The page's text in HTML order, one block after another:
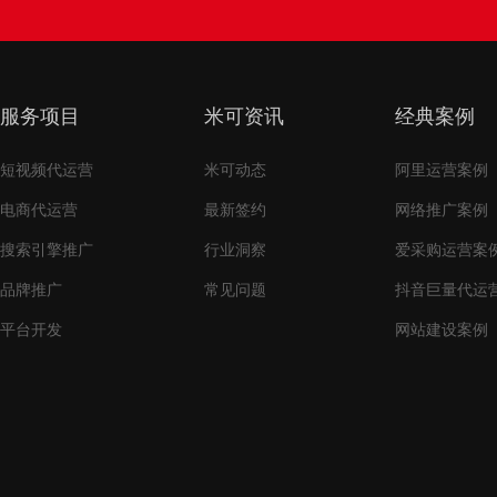
服务项目
短视频代运营
电商代运营
搜索引擎推广
品牌推广
平台开发
米可资讯
米可动态
最新签约
行业洞察
常见问题
经典案例
阿里运营案例
网络推广案例
爱采购运营案
抖音巨量代运
网站建设案例